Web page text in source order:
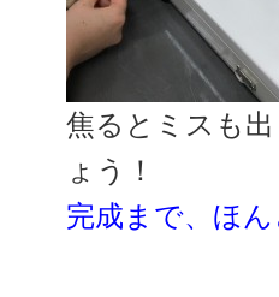
焦るとミスも
ょう！
完成まで、ほ